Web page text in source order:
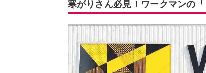
寒がりさん必見！ワークマンの